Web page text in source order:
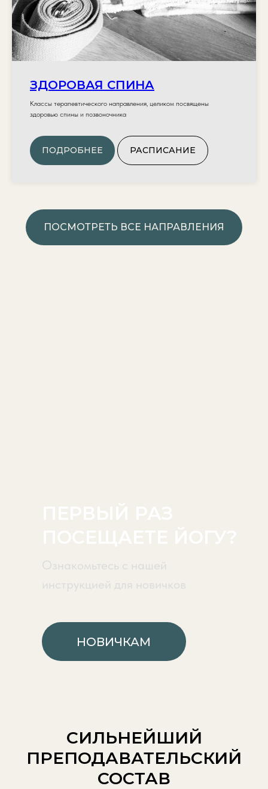
ЗДОРОВАЯ СПИНА
Классы терапевтического направления, целиком посвящены
здоровью спины и позвоночника
ПОДРОБНЕЕ РАСПИСАНИЕ
ПОСМОТРЕТЬ ВСЕ НАПРАВЛЕНИЯ
СИЛЬНЕЙШИЙ
ПРЕПОДАВАТЕЛЬСКИЙ
СОСТАВ